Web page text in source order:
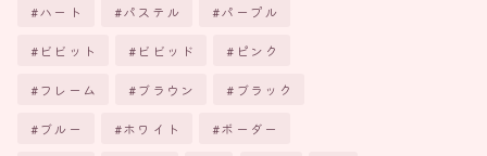
ハート パステル パープル
ビビット ビビッド ピンク
フレーム ブラウン ブラック
ブルー ホワイト ボーダー